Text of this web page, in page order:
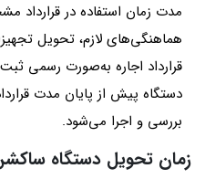
مدت زمان استفاده در
هماهنگی‌های لازم، تحویل
قرارداد اجاره به‌صورت رسمی
دستگاه پیش از پایان مدت
بررسی و اجرا می‌شود.
زمان تحویل دستگاه